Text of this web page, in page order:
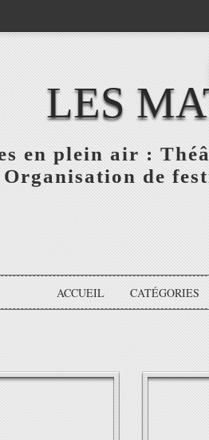
LES
en plein air :
Organisation de
ACCUEIL CATÉGORIES